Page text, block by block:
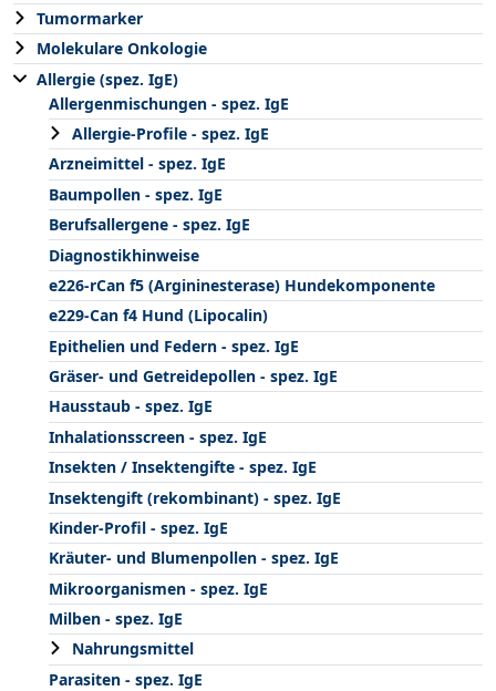
Tumormarker
Molekulare Onkologie
Allergie (spez. IgE)
Allergenmischungen - spez. IgE
Allergie-Profile - spez. IgE
Arzneimittel - spez. IgE
Baumpollen - spez. IgE
Berufsallergene - spez. IgE
Diagnostikhinweise
e226-rCan f5 (Argininesterase) Hundekomponente
e229-Can f4 Hund (Lipocalin)
Epithelien und Federn - spez. IgE
Gräser- und Getreidepollen - spez. IgE
Hausstaub - spez. IgE
Inhalationsscreen - spez. IgE
Insekten / Insektengifte - spez. IgE
Insektengift (rekombinant) - spez. IgE
Kinder-Profil - spez. IgE
Kräuter- und Blumenpollen - spez. IgE
Mikroorganismen - spez. IgE
Milben - spez. IgE
Nahrungsmittel
Parasiten - spez. IgE